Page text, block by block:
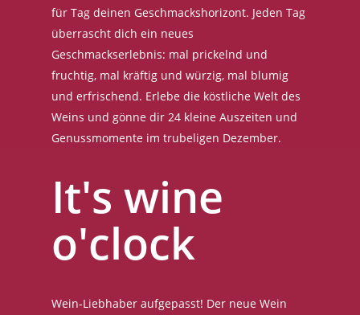
für Tag deinen Geschmackshorizont. Jeden Tag
überrascht dich ein neues
Geschmackserlebnis: mal prickelnd und
fruchtig, mal kräftig und würzig, mal blumig
und erfrischend. Erlebe die köstliche Welt des
Weins und gönne dir 24 kleine Auszeiten und
Genussmomente im trubeligen Dezember.
It's wine
o'clock
Wein-Liebhaber aufgepasst! Der neue Wein